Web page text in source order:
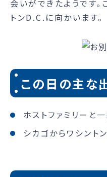
会いができたようです
トンD.C.に向かいます。
この日の主な
ホストファミリーと
シカゴからワシント